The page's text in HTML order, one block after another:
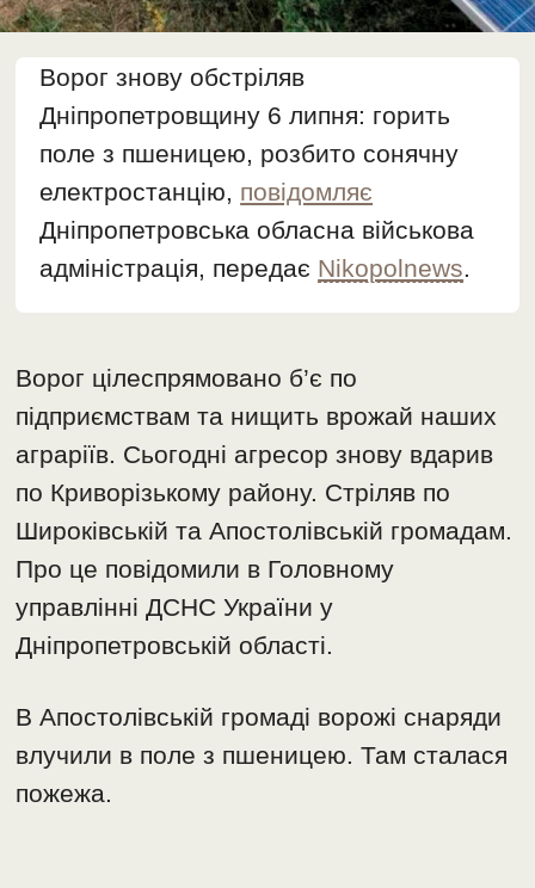
Ворог знову обстріляв
Дніпропетровщину 6 липня: горить
поле з пшеницею, розбито сонячну
електростанцію, повідомляє
Дніпропетровська обласна військова
адміністрація, передає Nikopolnews.
Ворог цілеспрямовано б’є по
підприємствам та нищить врожай наших
аграріїв. Сьогодні агресор знову вдарив
по Криворізькому району. Стріляв по
Широківській та Апостолівській громадам.
Про це повідомили в Головному
управлінні ДСНС України у
Дніпропетровській області.
В Апостолівській громаді ворожі снаряди
влучили в поле з пшеницею. Там сталася
пожежа.